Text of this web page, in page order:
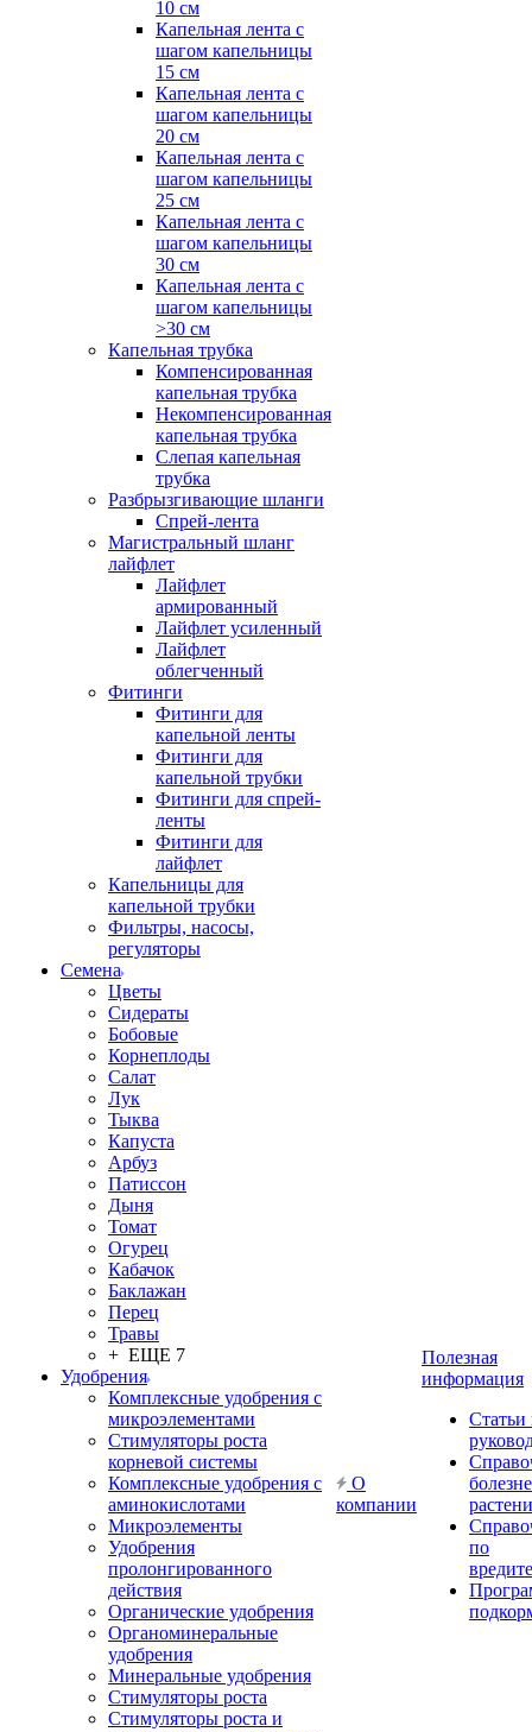
10 см
Капельная лента с
шагом капельницы
15 см
Капельная лента с
шагом капельницы
20 см
Капельная лента с
шагом капельницы
25 см
Капельная лента с
шагом капельницы
30 см
Капельная лента с
шагом капельницы
>30 см
Капельная трубка
Компенсированная
капельная трубка
Некомпенсированная
капельная трубка
Слепая капельная
трубка
Разбрызгивающие шланги
Спрей-лента
Магистральный шланг
лайфлет
Лайфлет
армированный
Лайфлет усиленный
Лайфлет
облегченный
Фитинги
Фитинги для
капельной ленты
Фитинги для
капельной трубки
Фитинги для спрей-
ленты
Фитинги для
лайфлет
Капельницы для
капельной трубки
Фильтры, насосы,
регуляторы
Семена
Цветы
Сидераты
Бобовые
Корнеплоды
Салат
Лук
Тыква
Капуста
Арбуз
Патиссон
Дыня
Томат
Огурец
Кабачок
Баклажан
Перец
Травы
+ ЕЩЕ 7
Удобрения
Комплексные удобрения с
микроэлементами
Стимуляторы роста
корневой системы
Комплексные удобрения с
аминокислотами
Микроэлементы
Удобрения
пролонгированного
действия
Органические удобрения
Органоминеральные
удобрения
Минеральные удобрения
Стимуляторы роста
Стимуляторы роста и
О
компании
Полезная
информация
Статьи
по